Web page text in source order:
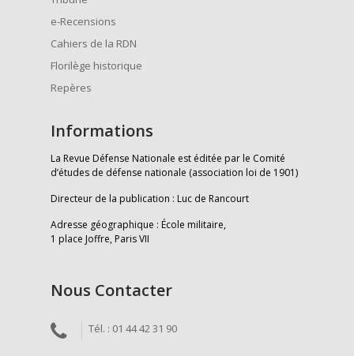
e-Recensions
Cahiers de la RDN
Florilège historique
Repères
Informations
La Revue Défense Nationale est éditée par le Comité
d’études de défense nationale (association loi de 1901)
Directeur de la publication : Luc de Rancourt
Adresse géographique : École militaire,
1 place Joffre, Paris VII
Nous Contacter
Tél. : 01 44 42 31 90